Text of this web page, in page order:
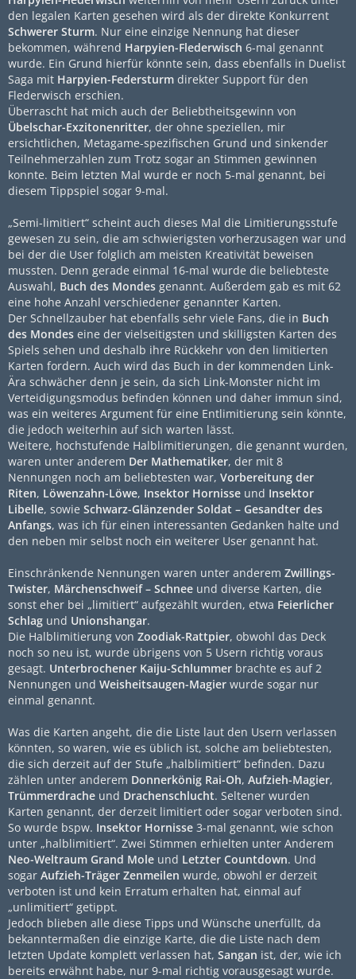
den legalen Karten gesehen wird als der direkte Konkurrent
Schwerer Sturm. Nur eine einzige Nennung hat dieser
bekommen, während Harpyien-Flederwisch 6-mal genannt
wurde. Ein Grund hierfür könnte sein, dass ebenfalls in Duelist
Saga mit Harpyien-Federsturm direkter Support für den
Flederwisch erschien.
Überrascht hat mich auch der Beliebtheitsgewinn von
Übelschar-Exzitonenritter, der ohne speziellen, mir
ersichtlichen, Metagame-spezifischen Grund und sinkender
Teilnehmerzahlen zum Trotz sogar an Stimmen gewinnen
konnte. Beim letzten Mal wurde er noch 5-mal genannt, bei
diesem Tippspiel sogar 9-mal.
„Semi-limitiert“ scheint auch dieses Mal die Limitierungsstufe
gewesen zu sein, die am schwierigsten vorherzusagen war und
bei der die User folglich am meisten Kreativität beweisen
mussten. Denn gerade einmal 16-mal wurde die beliebteste
Auswahl, Buch des Mondes genannt. Außerdem gab es mit 62
eine hohe Anzahl verschiedener genannter Karten.
Der Schnellzauber hat ebenfalls sehr viele Fans, die in Buch
des Mondes eine der vielseitigsten und skilligsten Karten des
Spiels sehen und deshalb ihre Rückkehr von den limitierten
Karten fordern. Auch wird das Buch in der kommenden Link-
Ära schwächer denn je sein, da sich Link-Monster nicht im
Verteidigungsmodus befinden können und daher immun sind,
was ein weiteres Argument für eine Entlimitierung sein könnte,
die jedoch weiterhin auf sich warten lässt.
Weitere, hochstufende Halblimitierungen, die genannt wurden,
waren unter anderem Der Mathematiker, der mit 8
Nennungen noch am beliebtesten war, Vorbereitung der
Riten, Löwenzahn-Löwe, Insektor Hornisse und Insektor
Libelle, sowie Schwarz-Glänzender Soldat – Gesandter des
Anfangs, was ich für einen interessanten Gedanken halte und
den neben mir selbst noch ein weiterer User genannt hat.
Einschränkende Nennungen waren unter anderem Zwillings-
Twister, Märchenschweif – Schnee und diverse Karten, die
sonst eher bei „limitiert“ aufgezählt wurden, etwa Feierlicher
Schlag und Unionshangar.
Die Halblimitierung von Zoodiak-Rattpier, obwohl das Deck
noch so neu ist, wurde übrigens von 5 Usern richtig voraus
gesagt. Unterbrochener Kaiju-Schlummer brachte es auf 2
Nennungen und Weisheitsaugen-Magier wurde sogar nur
einmal genannt.
Was die Karten angeht, die die Liste laut den Usern verlassen
könnten, so waren, wie es üblich ist, solche am beliebtesten,
die sich derzeit auf der Stufe „halblimitiert“ befinden. Dazu
zählen unter anderem Donnerkönig Rai-Oh, Aufzieh-Magier,
Trümmerdrache und Drachenschlucht. Seltener wurden
Karten genannt, der derzeit limitiert oder sogar verboten sind.
So wurde bspw. Insektor Hornisse 3-mal genannt, wie schon
unter „halblimitiert“. Zwei Stimmen erhielten unter Anderem
Neo-Weltraum Grand Mole und Letzter Countdown. Und
sogar Aufzieh-Träger Zenmeilen wurde, obwohl er derzeit
verboten ist und kein Erratum erhalten hat, einmal auf
„unlimitiert“ getippt.
Jedoch blieben alle diese Tipps und Wünsche unerfüllt, da
bekanntermaßen die einzige Karte, die die Liste nach dem
letzten Update komplett verlassen hat, Sangan ist, der, wie ich
bereits erwähnt habe, nur 9-mal richtig vorausgesagt wurde.